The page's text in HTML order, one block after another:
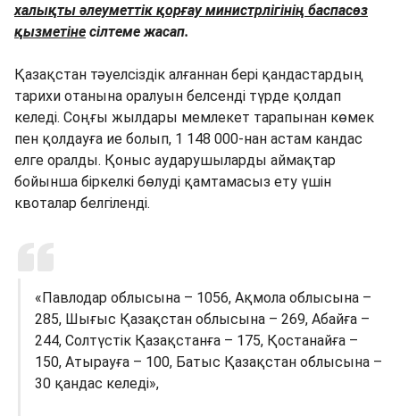
халықты әлеуметтік қорғау министрлігінің баспасөз
қызметіне сілтеме жасап.
Қазақстан тәуелсіздік алғаннан бері қандастардың
тарихи отанына оралуын белсенді түрде қолдап
келеді. Соңғы жылдары мемлекет тарапынан көмек
пен қолдауға ие болып, 1 148 000-нан астам кандас
елге оралды. Қоныс аударушыларды аймақтар
бойынша біркелкі бөлуді қамтамасыз ету үшін
квоталар белгіленді.
«Павлодар облысына – 1056, Ақмола облысына –
285, Шығыс Қазақстан облысына – 269, Абайға –
244, Солтүстік Қазақстанға – 175, Қостанайға –
150, Атырауға – 100, Батыс Қазақстан облысына –
30 қандас келеді»,